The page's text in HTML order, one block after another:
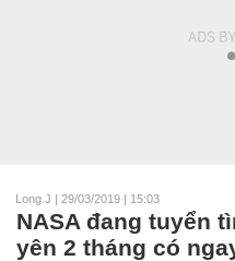
Long.J | 29/03/2019 | 15:03
NASA đang tuyển
yên 2 tháng có